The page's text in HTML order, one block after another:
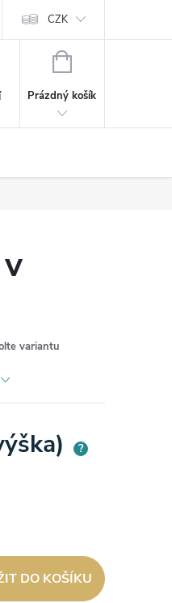
Kontakt
CZK
NÁKUPNÍ
Prázdný košík
variantu
?
DO KOŠÍKU